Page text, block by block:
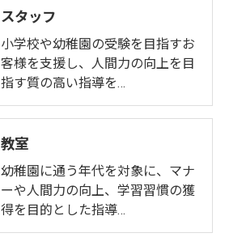
スタッフ
小学校や幼稚園の受験を目指すお
客様を支援し、人間力の向上を目
指す質の高い指導を…
教室
幼稚園に通う年代を対象に、マナ
ーや人間力の向上、学習習慣の獲
得を目的とした指導…